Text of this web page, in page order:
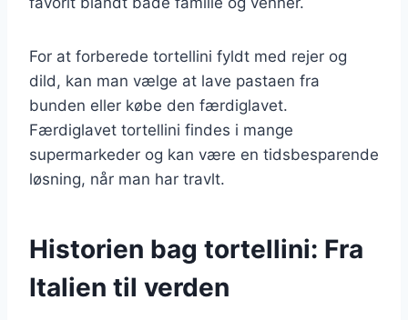
For at forberede tortellini fyldt med rejer og
dild, kan man vælge at lave pastaen fra
bunden eller købe den færdiglavet.
Færdiglavet tortellini findes i mange
supermarkeder og kan være en tidsbesparende
løsning, når man har travlt.
Historien bag tortellini: Fra
Italien til verden